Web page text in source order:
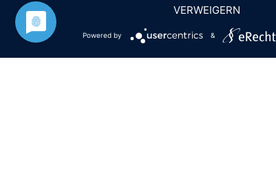
Rathaus
Kardinal-Faulhaber-Straße 12
VERWEIGERN
Powered by &